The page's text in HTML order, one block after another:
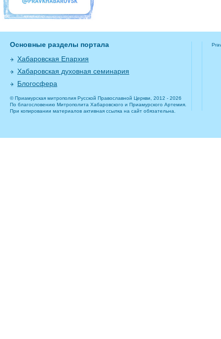
Основные разделы портала
Хабаровская Епархия
Хабаровская духовная семинария
Блогосфера
© Приамурская митрополия Русской Православной Церкви, 2012 - 2026
По благословению Митрополита Хабаровского и Приамурского Артемия.
При копировании материалов активная ссылка на сайт обязательна.